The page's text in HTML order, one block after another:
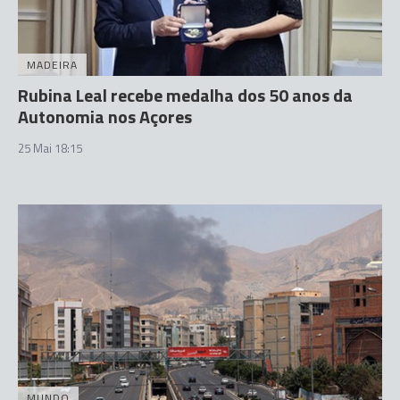
MADEIRA
Rubina Leal recebe medalha dos 50 anos da
Autonomia nos Açores
25 Mai 18:15